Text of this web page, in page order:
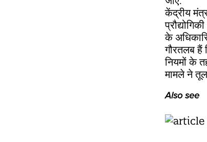
केंद्रीय
के
गौरतलब
नियमों के
मामले ने
Also see